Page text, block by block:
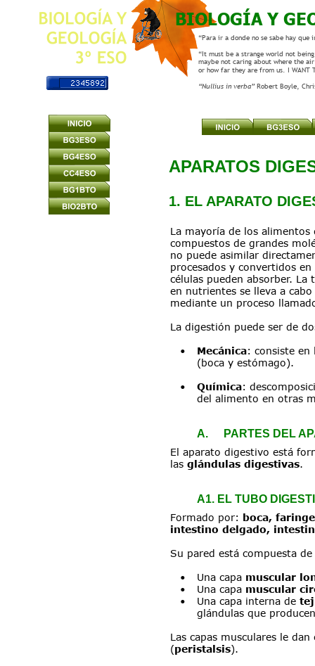
BIOLOGÍA Y
APARATOS
1. EL APARATO
La mayoría de los
compuestos de grandes
no puede asimilar
procesados y convertidos en
células pueden absorber.
en nutrientes se lleva a
mediante un proceso
La digestión puede ser de
• Mecánica: consiste
(boca y estómago).
• Química:
del alimento en otras
A.
PARTES DEL
El aparato digestivo está
las glándulas digestivas.
A1. EL TUBO
Formado por: boca,
intestino delgado,
Su pared está compuesta
• Una capa muscular
•
Una capa muscular
•
Una capa interna de
glándulas que
Las capas musculares le
(peristalsis).
“Para ir a donde no se sabe hay que
“It must be a strange world not
maybe not caring about where the
or how far they are from us. I WANT
“Nullius in verba” Robert Boyle,